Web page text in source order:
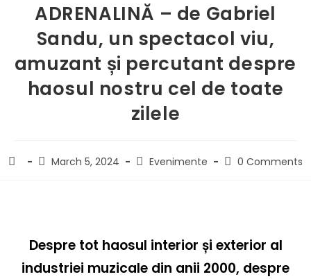
ADRENALINĂ – de Gabriel
Sandu, un spectacol viu,
amuzant și percutant despre
haosul nostru cel de toate
zilele
March 5, 2024 Evenimente 0 Comments
Despre tot haosul interior și exterior al
industriei muzicale din anii 2000, despre